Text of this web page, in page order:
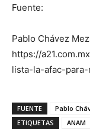
Fuente:
Pablo Chávez
https://
lista-la-afac-
FUENTE
Pablo
ETIQUETAS
ANAM